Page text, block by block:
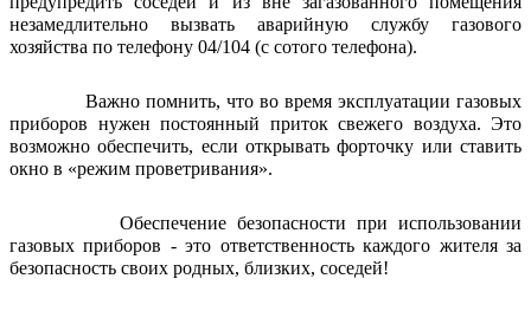
незамедлительно вызвать аварийную службу газового
хозяйства по телефону 04/104 (с сотого телефона).
Важно помнить, что во время эксплуатации газовых
приборов нужен постоянный приток свежего воздуха. Это
возможно обеспечить, если открывать форточку или ставить
окно в «режим проветривания».
Обеспечение безопасности при использовании
газовых приборов - это ответственность каждого жителя за
безопасность своих родных, близких, соседей!